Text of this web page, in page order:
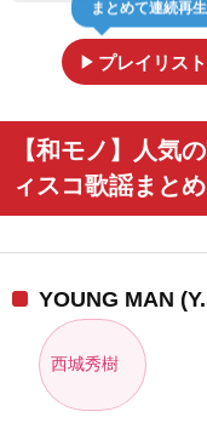
play_arrow プレイリス
まとめて連続再生
【和モノ】人気
ィスコ歌謡まとめ
YOUNG MAN
西城秀樹